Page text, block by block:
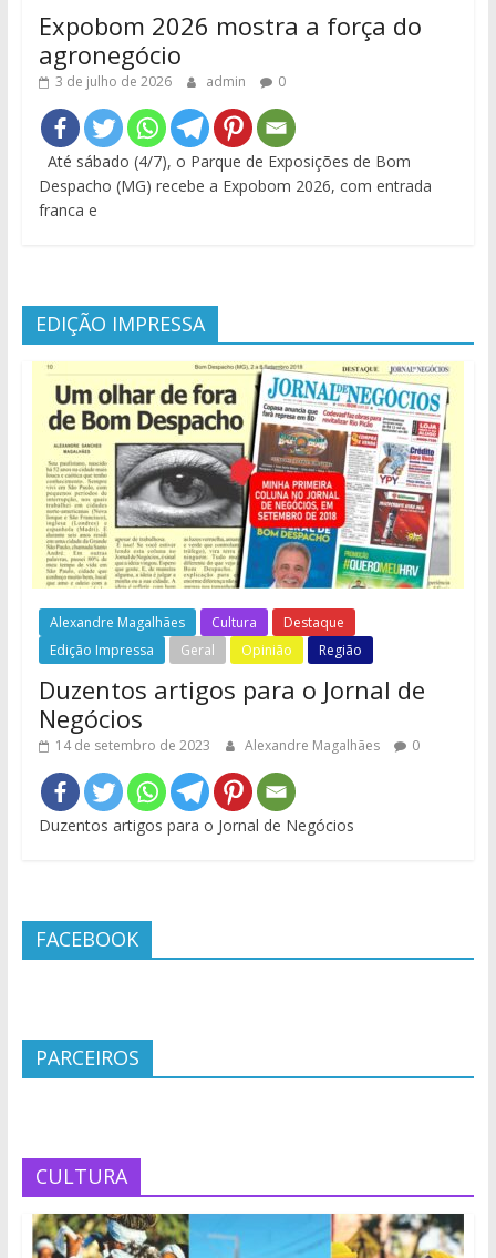
Expobom 2026 mostra a força do
agronegócio
3 de julho de 2026 admin 0
Até sábado (4/7), o Parque de Exposições de Bom
Despacho (MG) recebe a Expobom 2026, com entrada
franca e
EDIÇÃO IMPRESSA
Alexandre Magalhães Cultura
Destaque
Edição Impressa
Geral Opinião Região
Duzentos artigos para o Jornal de
Negócios
14 de setembro de 2023 Alexandre Magalhães 0
Duzentos artigos para o Jornal de Negócios
FACEBOOK
PARCEIROS
CULTURA